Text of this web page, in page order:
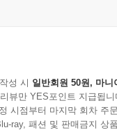
his thirty-two
I considered them
George, after his
her pregnancy
성 시 일반회원 50원, 마니
뷰만 YES포인트 지급됩니
시점부터 마지막 회차 주
ray, 패션 및 판매금지 상